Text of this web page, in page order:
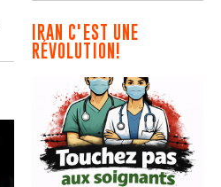
IRAN C'EST UNE
RÉVOLUTION!